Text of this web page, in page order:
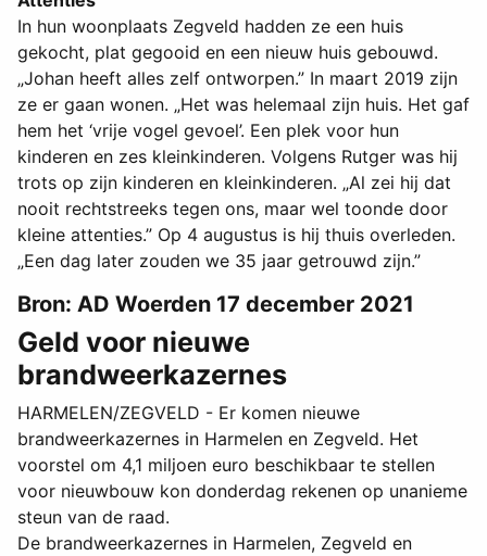
In hun woonplaats Zegveld hadden ze een huis
gekocht, plat gegooid en een nieuw huis gebouwd.
„Johan heeft alles zelf ontworpen.” In maart 2019 zijn
ze er gaan wonen. „Het was helemaal zijn huis. Het gaf
hem het ‘vrije vogel gevoel’. Een plek voor hun
kinderen en zes kleinkinderen. Volgens Rutger was hij
trots op zijn kinderen en kleinkinderen. „Al zei hij dat
nooit rechtstreeks tegen ons, maar wel toonde door
kleine attenties.” Op 4 augustus is hij thuis overleden.
„Een dag later zouden we 35 jaar getrouwd zijn.”
Bron: AD Woerden 17 december 2021
Geld voor nieuwe
brandweerkazernes
HARMELEN/ZEGVELD - Er komen nieuwe
brandweerkazernes in Harmelen en Zegveld. Het
voorstel om 4,1 miljoen euro beschikbaar te stellen
voor nieuwbouw kon donderdag rekenen op unanieme
steun van de raad.
De brandweerkazernes in Harmelen, Zegveld en